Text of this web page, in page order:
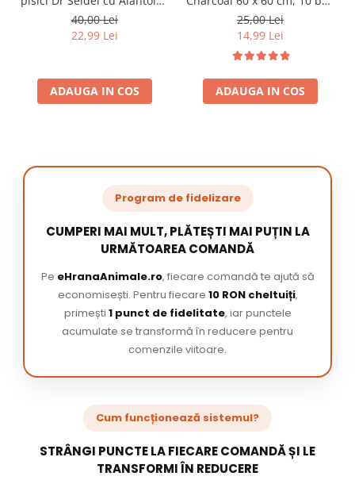
220 ml
40,00 Lei
22,99 Lei
ADAUGA IN COS
/ pachet
25,00 Lei
14,99 Lei
ADAUGA IN COS
Program de fidelizare
CUMPERI MAI MULT, PLĂTEȘTI MAI PUȚIN LA
URMĂTOAREA COMANDĂ
Pe eHranaAnimale.ro, fiecare comandă te ajută să
economisești. Pentru fiecare 10 RON cheltuiți,
primești 1 punct de fidelitate, iar punctele
acumulate se transformă în reducere pentru
comenzile viitoare.
Cum funcționează sistemul?
STRÂNGI PUNCTE LA FIECARE COMANDĂ ȘI LE
TRANSFORMI ÎN REDUCERE